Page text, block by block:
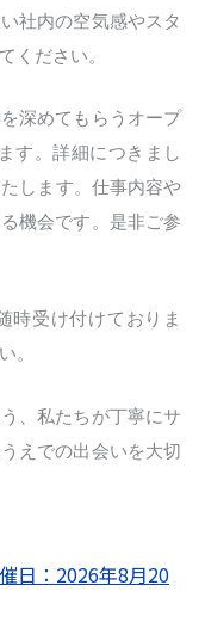
社内の空気感やスタ
ください。
深めてもらうオープ
す。詳細につきまし
します。仕事内容や
機会です。是⾮ご参
時受け付けておりま
。
、私たちが丁寧にサ
えでの出会いを⼤切
日：2026年8月20